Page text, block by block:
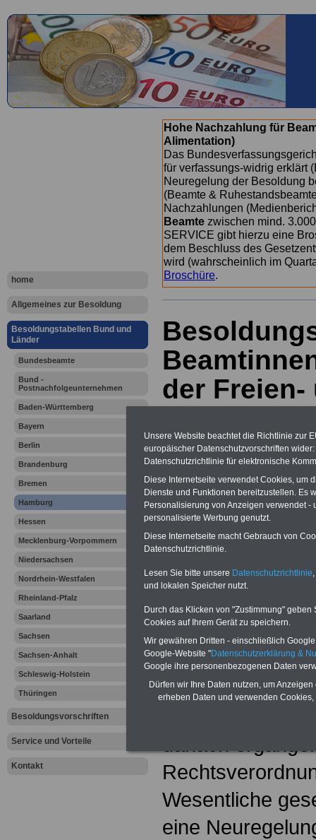
home
Allgemeines zur Besoldung
Besoldungstabellen Bund und
Länder
Bundesbeamte
Bund -
Postnachfolgeunternehmen
Baden-Württemberg
Bayern
Berlin
Brandenburg
Bremen
Hamburg
Hessen
Mecklenburg-Vorpommern
Niedersachsen
Nordrhein-Westfalen
Rheinland-Pfalz
Saarland
Sachsen
Sachsen-Anhalt
Schleswig-Holstein
Thüringen
Besoldungsvorschriften
Service und Vorteile
Kontakt
Hohe Nachzahlung für
Alimentation)
Das
für verfassungs-widrig erklärt
Neuregelung der Besoldung
(Beamte &
Nachzahlungen
Beamte zwischen mind.
SERVICE gibt hierzu eine
dem Beschluss des
wird (wahrscheinlich im
Broschüre.
der Freien-
01.01.2020
Hamburg
Besoldungsrecht und
sowie Anwärter/innen
Wesentliche
eine
Unsere Website beachtet die Richtlinie zur
europäischer Datenschutzvorschriften
Datenschutzrichtlinie für elektronische
Diese Internetseite verwendet Cookies, um
Dienste und Funktionen bereitzustellen. Es
Personalisierung von Anzeigen verwendet
personalisierte Werbung genutzt.
Diese Internetseite macht Gebrauch von
Datenschutzrichtlinie.
Lesen Sie bitte unsere Datenschutzrichtlinie
und lokalen Speicher nutzt.
Durch das Klicken von "Zustimmung"
Cookies auf Ihrem Gerät zu speichern.
Wir gewähren Dritten - einschließlich
Google-Website "Datenschutzerklärung &
Google ihre personenbezogenen Daten
Dürfen wir Ihre Daten nutzen, um
erheben Daten und verwenden